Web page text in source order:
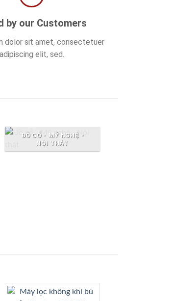
by our Customers
dolor sit amet, consectetuer
adipiscing elit, sed.
ĐỒ GỖ - MỸ NGHỆ -
NỘI THÁT